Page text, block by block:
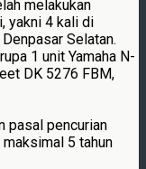
melakukan
yakni 4 kali di
Selatan.
1 unit Yamaha N-
DK 5276 FBM,
pasal pencurian
maksimal 5 tahun